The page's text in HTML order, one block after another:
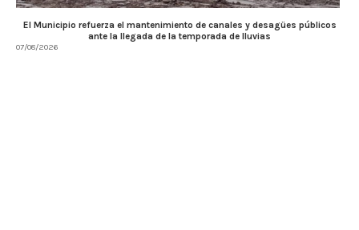
El Municipio refuerza el mantenimiento de canales y desagües públicos
ante la llegada de la temporada de lluvias
07/08/2026